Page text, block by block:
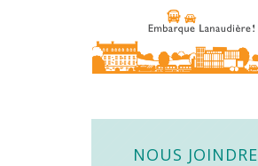
NOUS JOINDRE